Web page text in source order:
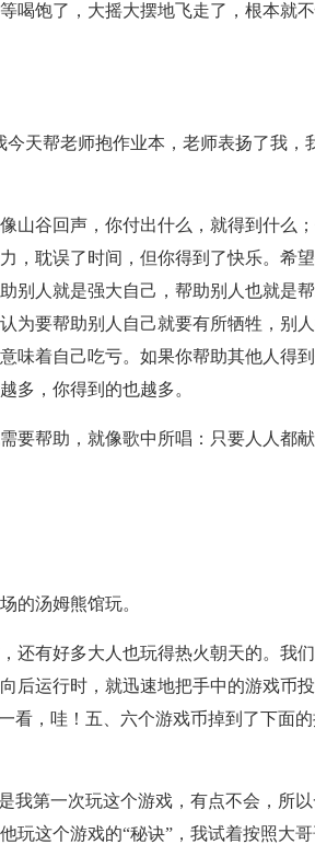
喝饱了，大摇大摆地飞走了，根本就不
天帮老师抱作业本，老师表扬了我，
山谷回声，你付出什么，就得到什么
，耽误了时间，但你得到了快乐。希
别人就是强大自己，帮助别人也就是
为要帮助别人自己就要有所牺牲，别
味着自己吃亏。如果你帮助其他人得
多，你得到的也越多。
要帮助，就像歌中所唱：只要人人都
的汤姆熊馆玩。
还有好多大人也玩得热火朝天的。我
后运行时，就迅速地把手中的游戏币
看，哇！五、六个游戏币掉到了下面
我第一次玩这个游戏，有点不会，所
玩这个游戏的“秘诀”，我试着按照大